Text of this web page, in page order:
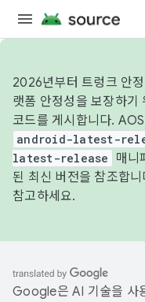
2026년부터 트렁크 안
랫폼 안정성을 보장하
코드를 게시합니다.
android-latest-
latest-release
매니
된 최신 버전을 참조합
참고하세요.
Google은 AI 기술을 사